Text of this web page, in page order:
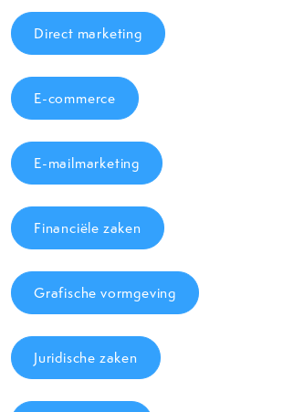
Direct marketing
E-commerce
E-mailmarketing
Financiële zaken
Grafische vormgeving
Juridische zaken